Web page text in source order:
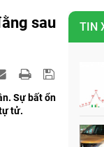
sau
Sự bất ổn
tử.
TIN